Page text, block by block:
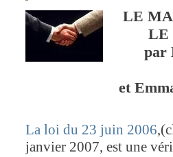
LE
LE
par
et
La loi du 23 juin 2006
janvier 2007, est une